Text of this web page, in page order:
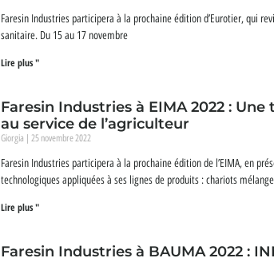
Faresin Industries participera à la prochaine édition d’Eurotier, qui
sanitaire. Du 15 au 17 novembre
Lire plus "
Faresin Industries à EIMA 2022 :
au service de l’agriculteur
Giorgia 25 novembre 2022
Faresin Industries participera à la prochaine édition de l’EIMA, en
technologiques appliquées à ses lignes de produits : chariots
Lire plus "
Faresin Industries à BAUMA 2022 :